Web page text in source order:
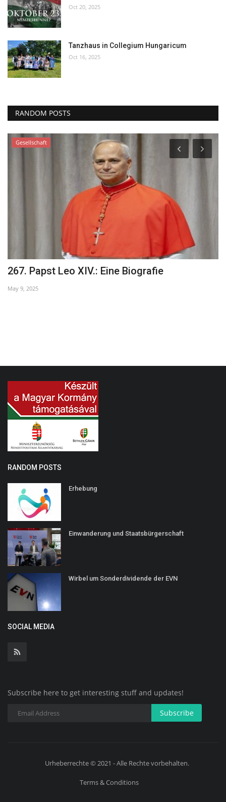
Oct 20, 2025
Tanzhaus in Collegium Hungaricum
Oct 16, 2025
RANDOM POSTS
Gesellschaft
267. Papst Leo XIV.: Eine Biografie
May 9, 2025
RANDOM POSTS
Erhebung
Einwanderung und Staatsbürgerschaft
Wirbel um Sonderdividende der EVN
SOCIAL MEDIA
Subscribe here to get interesting stuff and updates!
Subscribe
Urheberrechte © 2021 - Alle Rechte vorbehalten.
Terms & Conditions